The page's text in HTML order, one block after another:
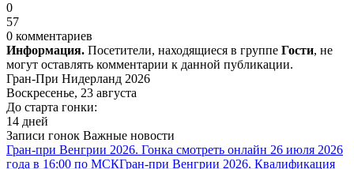
0
57
0 комментариев
Информация. Посетители, находящиеся в группе Гости, не
могут оставлять комментарии к данной публикации.
Гран-При Нидерланд 2026
Воскресенье, 23 августа
До старта гонки:
14 дней
Записи гонок Важные новости
Гран-при Венгрии 2026. Гонка смотреть онлайн 26 июля 2026
года в 16:00 по МСКГран-при Венгрии 2026. Квалификация